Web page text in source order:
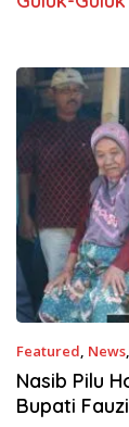
Featured, News,
Nasib Pilu
Bupati Fauzi